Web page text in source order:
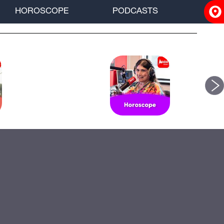
HOROSCOPE PODCASTS
HOROSCOPE